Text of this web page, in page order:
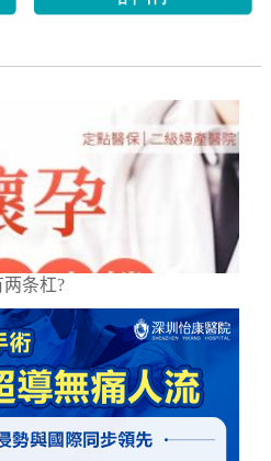
条杠?